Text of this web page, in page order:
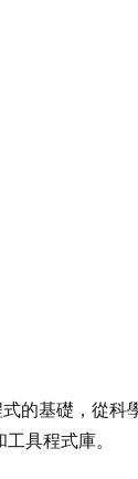
的基礎，從
具程式庫。